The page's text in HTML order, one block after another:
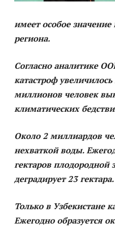
имеет особое
региона.
Согласно аналитике
катастроф
миллионов человек
климатических
Около 2 миллиардов
нехваткой воды.
гектаров плодородной
деградирует 23 гектара.
Только в Узбекистане
Ежегодно образуется